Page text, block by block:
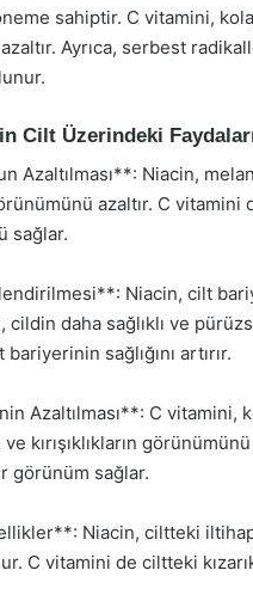
sahiptir. C vitamini,
Ayrıca, serbest
Cilt Üzerindeki
Azaltılması**: Niacin,
azaltır. C
sağlar.
Niacin, cilt
daha sağlıklı ve
sağlığını artırır.
Azaltılması**: C
kırışıklıkların
görünüm sağlar.
Niacin, ciltteki
C vitamini de ciltteki